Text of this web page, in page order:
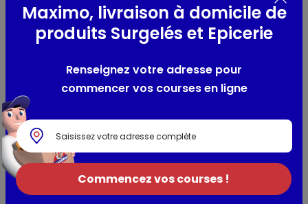
Utilisation et conservation
Composition / Ingrédients / Allergènes
Valeurs nutritionnelles
Informations complémentaires
Maximo, livraison à domicile de
produits Surgelés et Epicerie
Renseignez votre adresse pour
commencer vos courses en ligne
Commencez vos courses !